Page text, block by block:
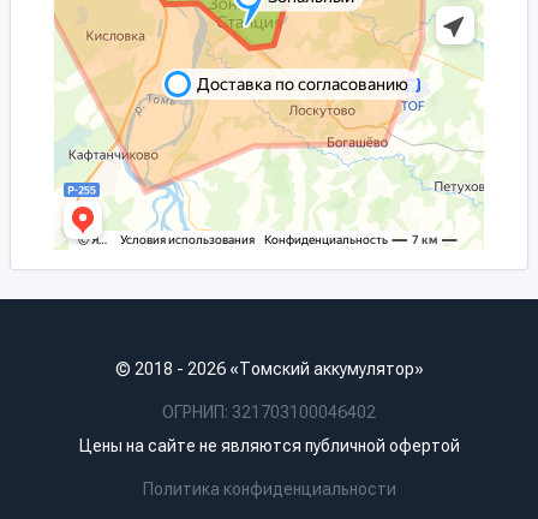
© 2018 - 2026 «Томский аккумулятор»
ОГРНИП: 321703100046402
Цены на сайте не являются публичной офертой
Политика конфиденциальности